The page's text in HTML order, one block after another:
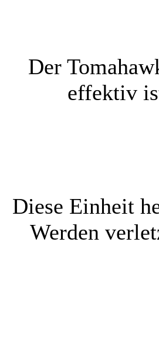
Der
effektiv
Diese Einheit
Werden